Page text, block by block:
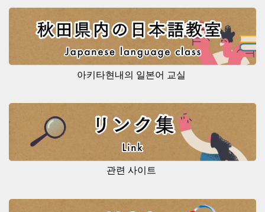
아키타현내의 일본어 교실
관련 사이트